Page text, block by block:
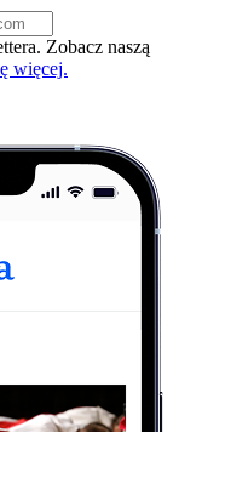
Zobacz naszą
więcej.